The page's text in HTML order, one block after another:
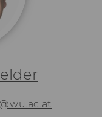
Adobe Experience
temporärer